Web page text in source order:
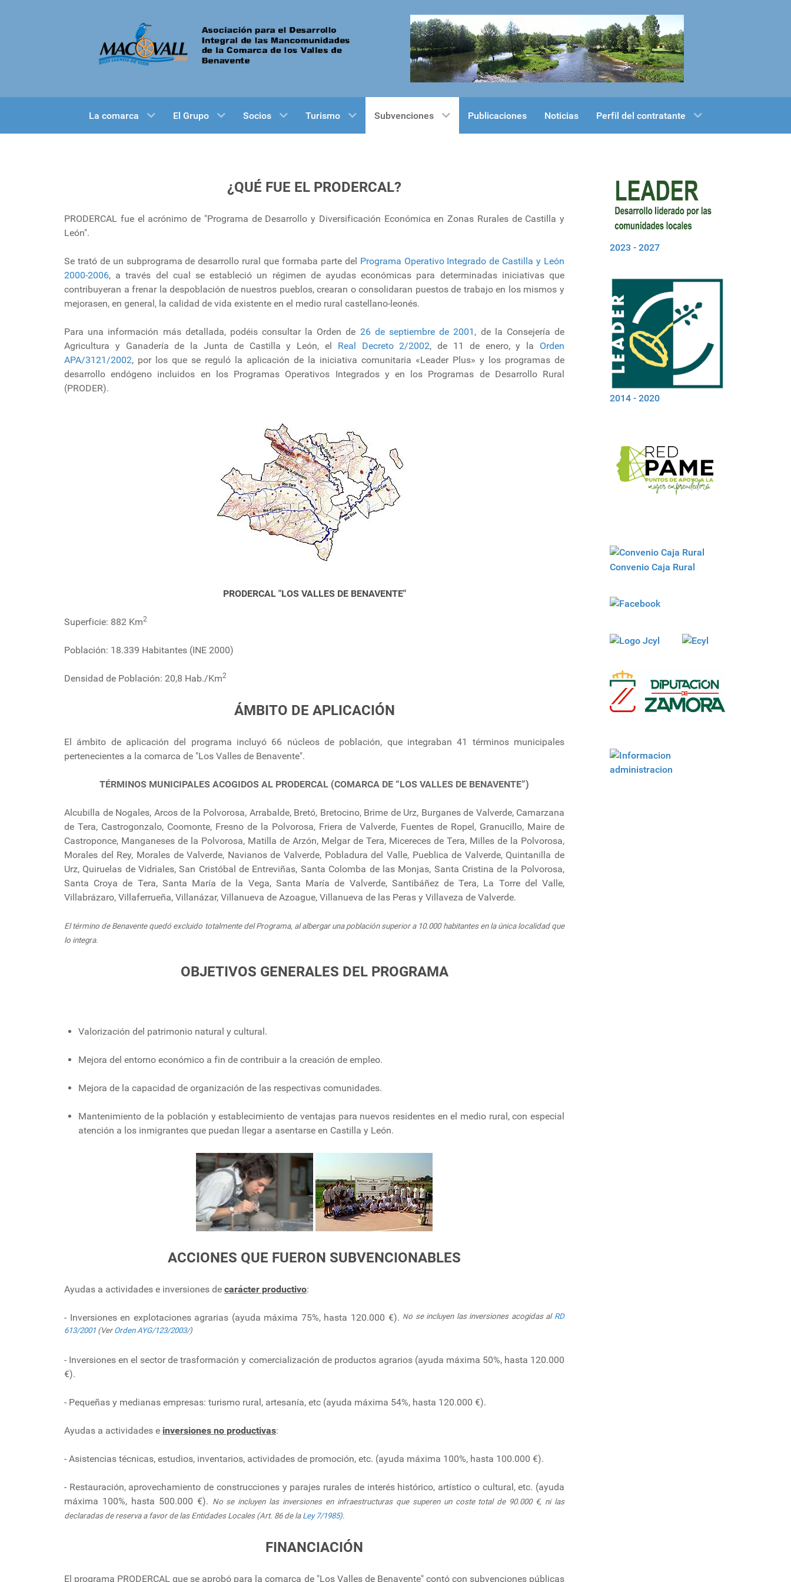
La comarca El Grupo Socios Turismo Subvenciones Publicaciones Noticias Perfil del contratante
¿QUÉ FUE EL PRODERCAL?
PRODERCAL fue el acrónimo de "Programa de Desarrollo y Diversificación Económica en Zonas Rurales de Castilla y
León".
Se trató de un subprograma de desarrollo rural que formaba parte del Programa Operativo Integrado de Castilla y León
2000-2006, a través del cual se estableció un régimen de ayudas económicas para determinadas iniciativas que
contribuyeran a frenar la despoblación de nuestros pueblos, crearan o consolidaran puestos de trabajo en los mismos y
mejorasen, en general, la calidad de vida existente en el medio rural castellano-leonés.
Para una información más detallada, podéis consultar la Orden de 26 de septiembre de 2001 , de la Consejería de
Agricultura y Ganadería de la Junta de Castilla y León, el Real Decreto 2/2002, de 11 de enero, y la Orden
APA/3121/2002, por los que se reguló la aplicación de la iniciativa comunitaria «Leader Plus» y los programas de
desarrollo endógeno incluidos en los Programas Operativos Integrados y en los Programas de Desarrollo Rural
(PRODER).
PRODERCAL "LOS VALLES DE BENAVENTE"
Superficie: 882 Km2
Población: 18.339 Habitantes (INE 2000)
Densidad de Población: 20,8 Hab./Km2
ÁMBITO DE APLICACIÓN
El ámbito de aplicación del programa incluyó 66 núcleos de población, que integraban 41 términos municipales
pertenecientes a la comarca de "Los Valles de Benavente".
TÉRMINOS MUNICIPALES ACOGIDOS AL PRODERCAL (COMARCA DE “LOS VALLES DE BENAVENTE”)
Alcubilla de Nogales, Arcos de la Polvorosa, Arrabalde, Bretó, Bretocino, Brime de Urz, Burganes de Valverde, Camarzana
de Tera, Castrogonzalo, Coomonte, Fresno de la Polvorosa, Friera de Valverde, Fuentes de Ropel, Granucillo, Maire de
Castroponce, Manganeses de la Polvorosa, Matilla de Arzón, Melgar de Tera, Micereces de Tera, Milles de la Polvorosa,
Morales del Rey, Morales de Valverde, Navianos de Valverde, Pobladura del Valle, Pueblica de Valverde, Quintanilla de
Urz, Quiruelas de Vidriales, San Cristóbal de Entreviñas, Santa Colomba de las Monjas, Santa Cristina de la Polvorosa,
Santa Croya de Tera, Santa María de la Vega, Santa María de Valverde, Santibáñez de Tera, La Torre del Valle,
Villabrázaro, Villaferrueña, Villanázar, Villanueva de Azoague, Villanueva de las Peras y Villaveza de Valverde.
El término de Benavente quedó excluido totalmente del Programa, al albergar una población superior a 10.000 habitantes en la única localidad que
lo integra.
OBJETIVOS GENERALES DEL PROGRAMA
Valorización del patrimonio natural y cultural.
Mejora del entorno económico a fin de contribuir a la creación de empleo.
Mejora de la capacidad de organización de las respectivas comunidades.
Mantenimiento de la población y establecimiento de ventajas para nuevos residentes en el medio rural, con especial
atención a los inmigrantes que puedan llegar a asentarse en Castilla y León.
ACCIONES QUE FUERON SUBVENCIONABLES
Ayudas a actividades e inversiones de carácter productivo:
- Inversiones en explotaciones agrarias (ayuda máxima 75%, hasta 120.000 €). No se incluyen las inversiones acogidas al RD
613/2001 (Ver Orden AYG/123/2003/)
- Inversiones en el sector de trasformación y comercialización de productos agrarios (ayuda máxima 50%, hasta 120.000
€).
- Pequeñas y medianas empresas: turismo rural, artesanía, etc (ayuda máxima 54%, hasta 120.000 €).
Ayudas a actividades e inversiones no productivas:
- Asistencias técnicas, estudios, inventarios, actividades de promoción, etc. (ayuda máxima 100%, hasta 100.000 €).
- Restauración, aprovechamiento de construcciones y parajes rurales de interés histórico, artístico o cultural, etc. (ayuda
máxima 100%, hasta 500.000 €). No se incluyen las inversiones en infraestructuras que superen un coste total de 90.000 €, ni las
declaradas de reserva a favor de las Entidades Locales (Art. 86 de la Ley 7/1985).
FINANCIACIÓN
El programa PRODERCAL que se aprobó para la comarca de "Los Valles de Benavente" contó con subvenciones públicas
2023 - 2027
2014 - 2020
Convenio Caja Rural